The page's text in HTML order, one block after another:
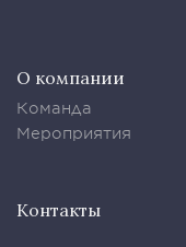
О компании
Команда
Мероприятия
Контакты